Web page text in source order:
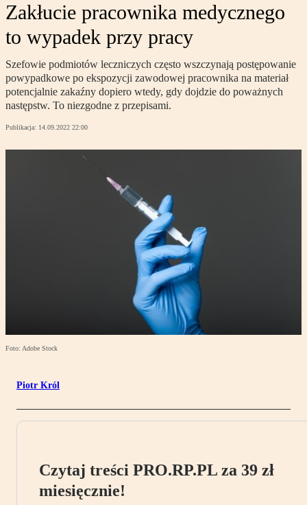
Zakłucie pracownika medycznego
to wypadek przy pracy
Szefowie podmiotów leczniczych często wszczynają postępowanie
powypadkowe po ekspozycji zawodowej pracownika na materiał
potencjalnie zakaźny dopiero wtedy, gdy dojdzie do poważnych
następstw. To niezgodne z przepisami.
Publikacja: 14.09.2022 22:00
Foto: Adobe Stock
Piotr Król
Czytaj treści PRO.RP.PL za 39 zł
miesięcznie!